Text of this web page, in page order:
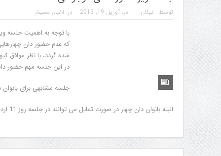
توسط :نیکان در:آوریل 19, 2015 در: اخبار, سمینار
در این جلسه مهم حضور
جلسه مشابهی برای بانوان
البته بانوان دان چهار در صورت تمایل می توانند در جلسه روز 11 اردیبهشت حضور داشته باشند.